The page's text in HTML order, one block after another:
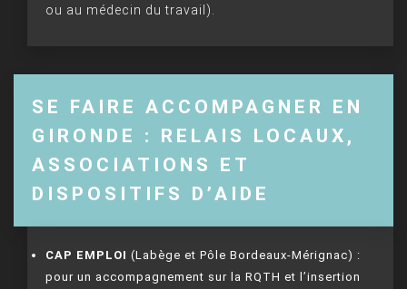
ou au médecin du travail).
SE FAIRE ACCOMPAGNER EN
GIRONDE : RELAIS LOCAUX,
ASSOCIATIONS ET
DISPOSITIFS D’AIDE
CAP EMPLOI (Labège et Pôle Bordeaux-Mérignac) :
pour un accompagnement sur la RQTH et l’insertion